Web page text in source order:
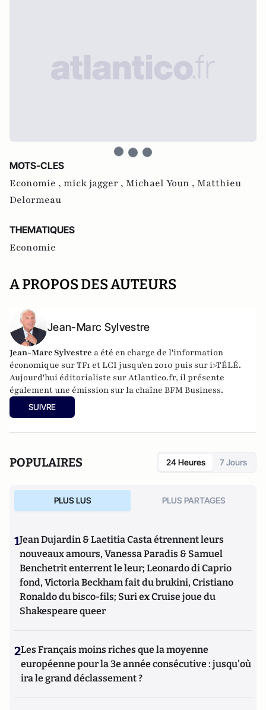
MOTS-CLES
Economie , mick jagger , Michael Youn , Matthieu
Delormeau
THEMATIQUES
Economie
A PROPOS DES AUTEURS
Jean-Marc Sylvestre
Jean-Marc Sylvestre a été en charge de l'information
économique sur TF1 et LCI jusqu'en 2010 puis sur i>TÉLÉ.
Aujourd'hui éditorialiste sur Atlantico.fr, il présente
également une émission sur la chaîne BFM Business.
SUIVRE
POPULAIRES 24 Heures 7 Jours
PLUS LUS PLUS PARTAGES
1Jean Dujardin & Laetitia Casta étrennent leurs
nouveaux amours, Vanessa Paradis & Samuel
Benchetrit enterrent le leur; Leonardo di Caprio
fond, Victoria Beckham fait du brukini, Cristiano
Ronaldo du bisco-fils; Suri ex Cruise joue du
Shakespeare queer
2Les Français moins riches que la moyenne
européenne pour la 3e année consécutive : jusqu'où
ira le grand déclassement ?